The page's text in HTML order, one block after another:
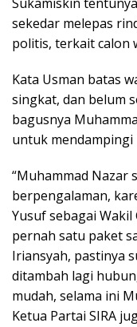
sekedar melepas
politis, terkait calon
Kata Usman batas
singkat, dan belum
bagusnya
untuk mendampingi
“Muhammad Nazar
berpengalaman,
Yusuf sebagai
pernah satu paket
Iriansyah, pastinya
ditambah lagi
mudah, selama ini
Ketua Partai SIRA